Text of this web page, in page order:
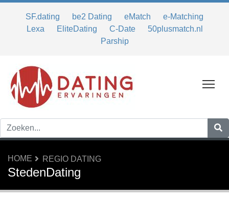
SF.dating be2 Dating eMatch
e-Matching
Lexa
EliteDating C-Date
50plusmatch.nl
Parship
HOME REGIO DATING
StedenDating